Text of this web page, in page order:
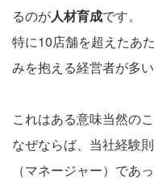
るのが人材育成です。
特に10店舗を超えたあ
みを抱える経営者が多い
これはある意味当然の
なぜならば、当社経験
（マネージャー）であ